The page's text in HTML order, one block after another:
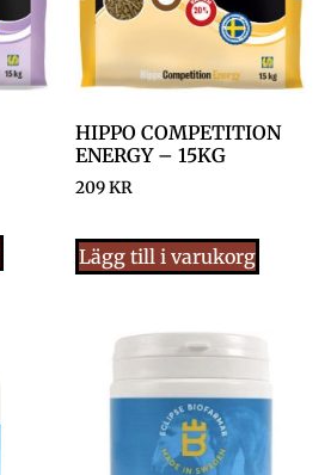
HIPPO COMPETITION
ENERGY – 15KG
209KR
Lägg till i varukorg